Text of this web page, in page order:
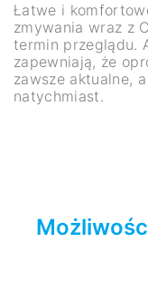
Łatwe i
zmywania wraz z
termin przeglądu.
zapewniają, że
zawsze aktualne,
natychmiast.